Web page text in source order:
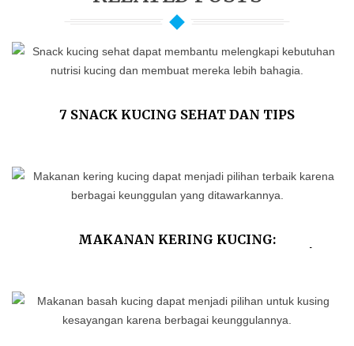
7 SNACK KUCING SEHAT DAN TIPS
MAKANAN KERING KUCING: